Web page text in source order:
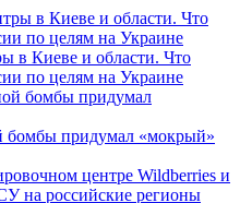
в Киеве и области. Что
по целям на Украине
бомбы придумал «мокрый»